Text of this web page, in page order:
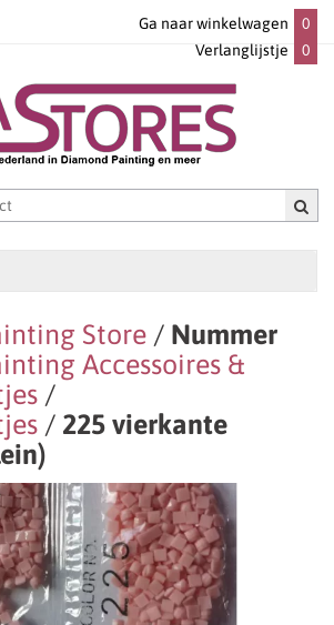
Ga naar winkelwagen
0
Verlanglijstje
0
Store /
Accessoires &
/
/
Nummer
225 vierkante